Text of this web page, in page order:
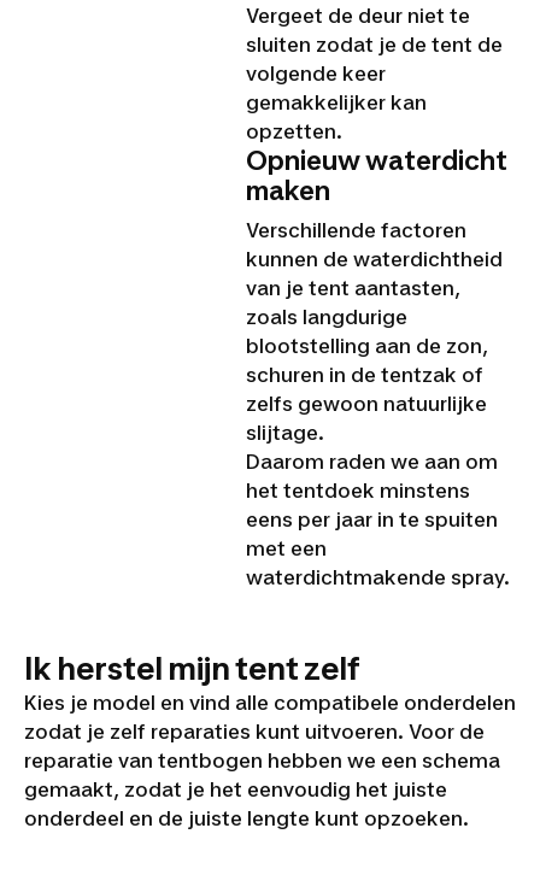
Vergeet de deur niet te
sluiten zodat je de tent de
volgende keer
gemakkelijker kan
opzetten.
Opnieuw waterdicht
maken
Verschillende factoren
kunnen de waterdichtheid
van je tent aantasten,
zoals langdurige
blootstelling aan de zon,
schuren in de tentzak of
zelfs gewoon natuurlijke
slijtage.
Daarom raden we aan om
het tentdoek minstens
eens per jaar in te spuiten
met een
waterdichtmakende spray.
Ik herstel mijn tent zelf
Kies je model en vind alle compatibele onderdelen
zodat je zelf reparaties kunt uitvoeren. Voor de
reparatie van tentbogen hebben we een schema
gemaakt, zodat je het eenvoudig het juiste
onderdeel en de juiste lengte kunt opzoeken.